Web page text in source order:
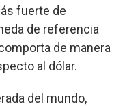
fuerte de
de referencia
de manera
al dólar.
del mundo,